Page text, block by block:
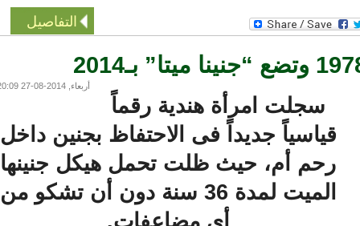
التفاصيل
أربعاء, 2014-08-27 20:09
سجلت امرأة هندية رقماً
قياسياً جديداً فى الاحتفاظ بجنين داخل
رحم أم، حيث ظلت تحمل هيكل جنينها
الميت لمدة 36 سنة دون أن تشكو من
أى مضاعفات.